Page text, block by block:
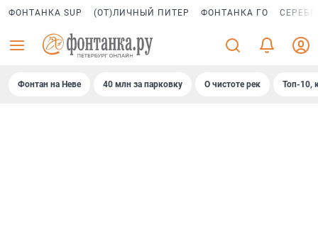
ФОНТАНКА SUP (ОТ)ЛИЧНЫЙ ПИТЕР ФОНТАНКА ГО
Фонтан на Неве 40 млн за парковку О чистоте рек Топ-10,